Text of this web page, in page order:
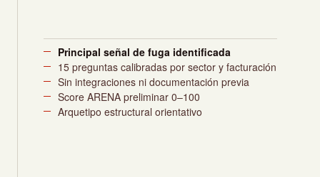
Principal señal de fuga identificada
15 preguntas calibradas por sector y facturación
Sin integraciones ni documentación previa
Score ARENA preliminar 0–100
Arquetipo estructural orientativo